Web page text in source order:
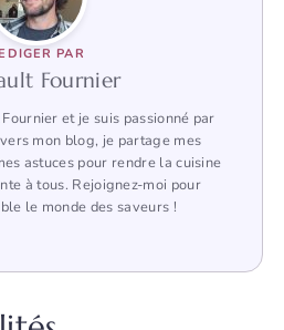
PAR
Fournier
et je suis passionné par
mon blog, je partage mes
astuces pour rendre la cuisine
à tous. Rejoignez-moi pour
le monde des saveurs !